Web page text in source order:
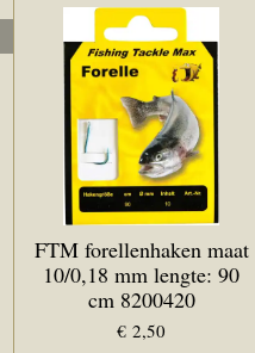
FTM forellenhaken maat
10/0,18 mm lengte: 90
cm 8200420
€ 2,50